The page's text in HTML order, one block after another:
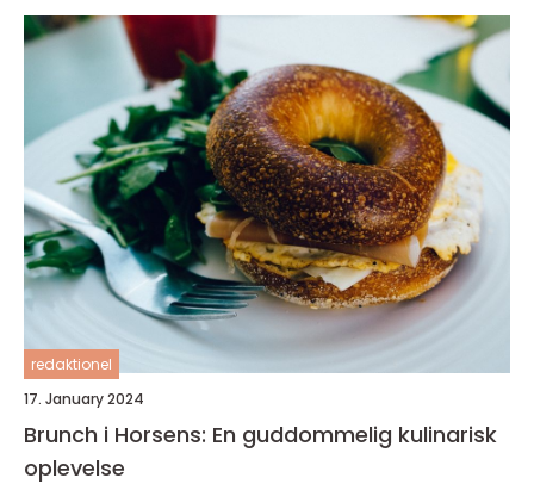
redaktionel
17. January 2024
Brunch i Horsens: En guddommelig kulinarisk
oplevelse